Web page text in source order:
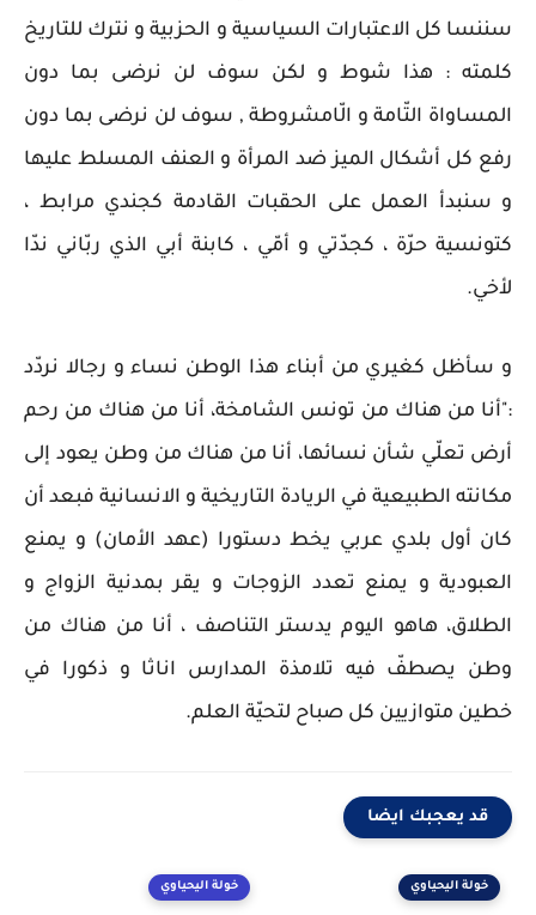
سننسا كل الاعتبارات السياسية و الحزبية و نترك للتاريخ
كلمته : هذا شوط و لكن سوف لن نرضى بما دون
المساواة التّامة و الّامشروطة , سوف لن نرضى بما دون
رفع كل أشكال الميز ضد المرأة و العنف المسلط عليها
و سنبدأ العمل على الحقبات القادمة كجندي مرابط ،
كتونسية حرّة ، كجدّتي و أمّي ، كابنة أبي الذي ربّاني ندّا
لأخي.
و سأظل كغيري من أبناء هذا الوطن نساء و رجالا نردّد
:"أنا من هناك من تونس الشامخة، أنا من هناك من رحم
أرض تعلّي شأن نسائها، أنا من هناك من وطن يعود إلى
مكانته الطبيعية في الريادة التاريخية و الانسانية فبعد أن
كان أول بلدي عربي يخط دستورا (عهد الأمان) و يمنع
العبودية و يمنع تعدد الزوجات و يقر بمدنية الزواج و
الطلاق، هاهو اليوم يدستر التناصف ، أنا من هناك من
وطن يصطفّ فيه تلامذة المدارس اناثا و ذكورا في
خطين متوازيين كل صباح لتحيّة العلم.
قد يعجبك ايضا
خولة اليحياوي خولة اليحياوي